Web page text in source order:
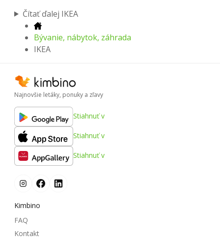
Čítať ďalej IKEA
Bývanie, nábytok, záhrada
IKEA
Najnovšie letáky, ponuky a zľavy
Stiahnuť v
Stiahnuť v
Stiahnuť v
Kimbino
FAQ
Kontakt